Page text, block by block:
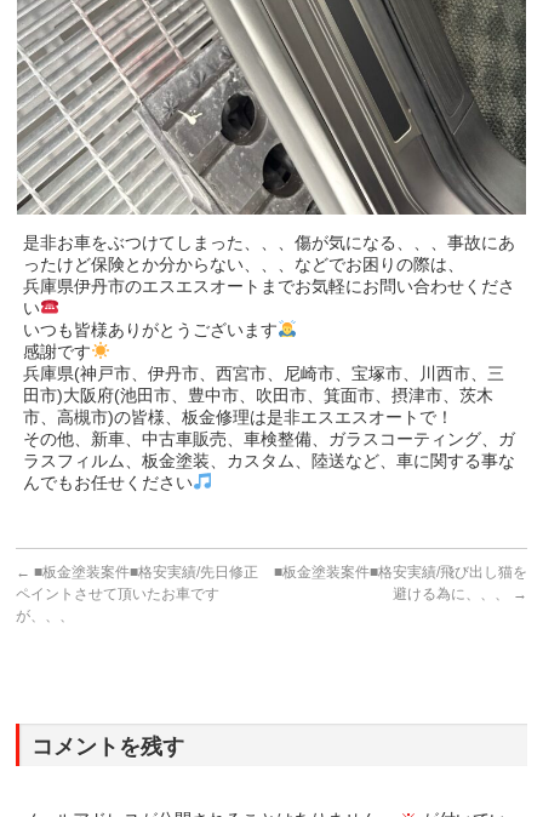
是非お車をぶつけてしまった、、、傷が気になる、、、事故にあ
ったけど保険とか分からない、、、などでお困りの際は、
兵庫県伊丹市のエスエスオートまでお気軽にお問い合わせくださ
い
いつも皆様ありがとうございます
感謝です
兵庫県(神戸市、伊丹市、西宮市、尼崎市、宝塚市、川西市、三
田市)大阪府(池田市、豊中市、吹田市、箕面市、摂津市、茨木
市、高槻市)の皆様、板金修理は是非エスエスオートで！
その他、新車、中古車販売、車検整備、ガラスコーティング、ガ
ラスフィルム、板金塗装、カスタム、陸送など、車に関する事な
んでもお任せください
← ■板金塗装案件■格安実績/先日修正
ペイントさせて頂いたお車です
が、、、
■板金塗装案件■格安実績/飛び出し猫を
避ける為に、、、
→
コメントを残す